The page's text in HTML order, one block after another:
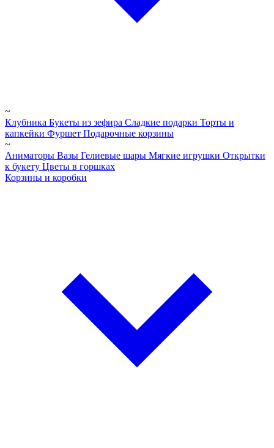
~
Клубника Букеты из зефира Сладкие подарки Торты и
капкейки Фуршет Подарочные корзины
~
Аниматоры Вазы Гелиевые шары Мягкие игрушки Открытки
к букету Цветы в горшках
Корзины и коробки